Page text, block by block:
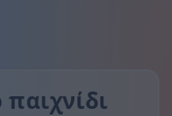
παιχνίδι